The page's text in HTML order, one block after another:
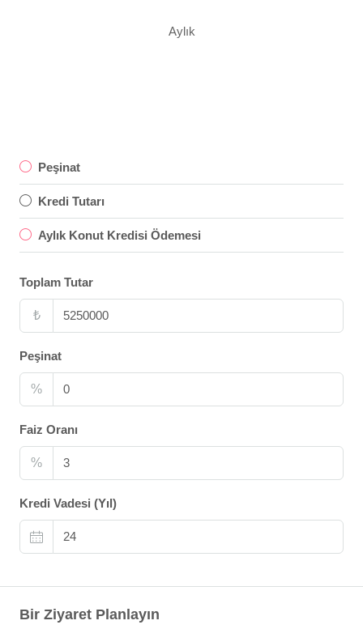
Aylık
Peşinat
Kredi Tutarı
Aylık Konut Kredisi Ödemesi
Toplam Tutar
₺
Peşinat
%
Faiz Oranı
%
Kredi Vadesi (Yıl)
Bir Ziyaret Planlayın